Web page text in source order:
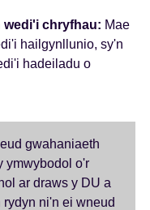
wedi'i chryfhau: Mae
hailgynllunio, sy'n
hadeiladu o
gwahaniaeth
ymwybodol o'r
ar draws y DU a
ni'n ei wneud